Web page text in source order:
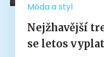
Móda a styl
Nejžhavější
se letos